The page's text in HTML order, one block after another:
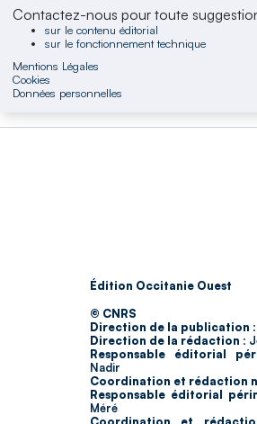
Contactez-nous pour toute
sur le contenu éditorial
sur le fonctionnement technique
Mentions Légales
Cookies
Données personnelles
Édition Occitanie Ouest
© CNRS
Direction de la publication :
Direction de la rédaction :
Responsable éditorial
Nadir
Coordination et rédaction
Responsable éditorial
Méré